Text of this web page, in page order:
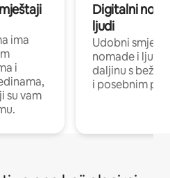
ima
i
su vam
Digitalni
ljudi
Udobni
nomade i ljude
daljinu s
i posebnim